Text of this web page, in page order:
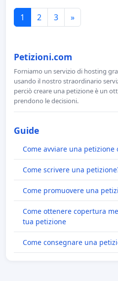
1 2 3 »
Petizioni.com
Forniamo un servizio di hosting
usando il nostro straordinario
perciò creare una petizione è un
prendono le decisioni.
Guide
Come avviare una petizione
Come scrivere una
Come promuovere una
Come ottenere copertura
tua petizione
Come consegnare una